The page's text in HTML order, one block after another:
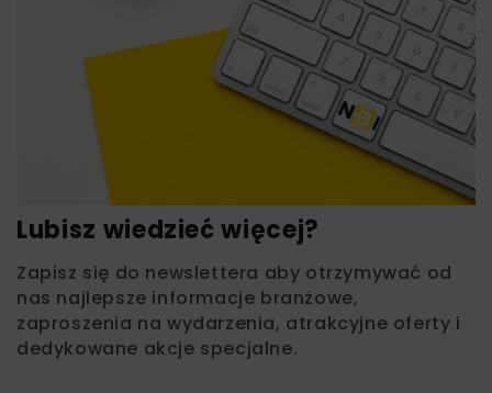
Lubisz wiedzieć więcej?
Zapisz się do newslettera aby otrzymywać od
nas najlepsze informacje branżowe,
zaproszenia na wydarzenia, atrakcyjne oferty i
dedykowane akcje specjalne.